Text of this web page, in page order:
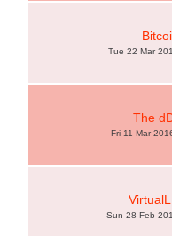
Tue 22 Mar
The
Fri 11 Mar
Sun 28 Feb